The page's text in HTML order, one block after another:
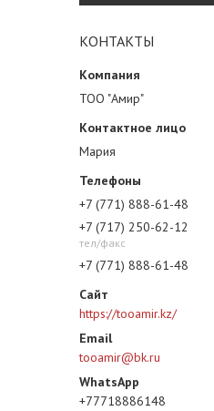
КОНТАКТЫ
ТОО "Амир"
Мария
+7 (771) 888-61-48
+7 (717) 250-62-12
тел/факс
+7 (771) 888-61-48
https://tooamir.kz/
tooamir@bk.ru
+77718886148